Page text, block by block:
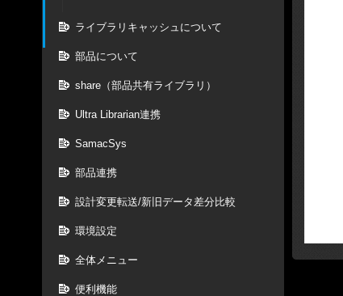
ライブラリキャッシュについて
部品について
share（部品共有ライブラリ）
Ultra Librarian連携
SamacSys
部品連携
設計変更転送/新旧データ差分比較
環境設定
全体メニュー
便利機能